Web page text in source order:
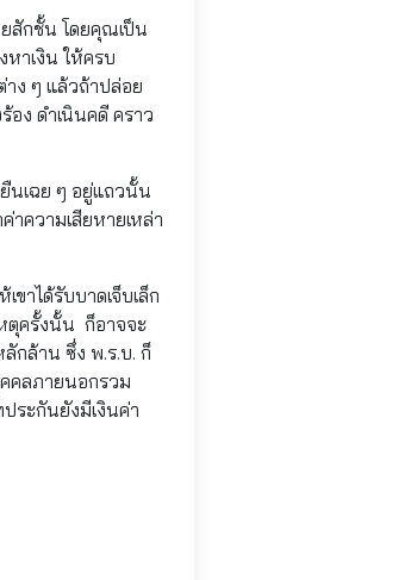
สักชั้น โดยคุณเป็น
าเงิน ให้ครบ
าง ๆ แล้วถ้าปล่อย
ง ดำเนินคดี คราว
นเฉย ๆ อยู่แถวนั้น
ความเสียหายเหล่า
าได้รับบาดเจ็บเล็ก
ตุครั้งนั้น ก็อาจจะ
กล้าน ซึ่ง พ.ร.บ. ก็
คลภายนอกรวม
ระกันยังมีเงินค่า